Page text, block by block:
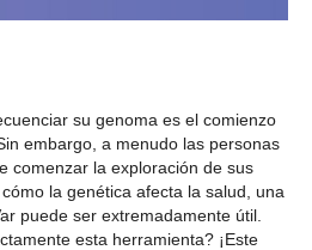
su genoma es el comienzo
embargo, a menudo las personas
comenzar la exploración de sus
la genética afecta la salud, una
puede ser extremadamente útil.
esta herramienta? ¡Este